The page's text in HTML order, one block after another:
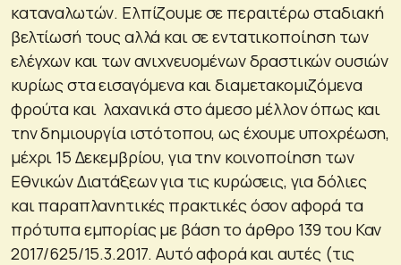
καταναλωτών. Ελπίζουμε σε περαιτέρω σταδιακή
βελτίωσή τους αλλά και σε εντατικοποίηση των
ελέγχων και των ανιχνευομένων δραστικών ουσιών
κυρίως στα εισαγόμενα και διαμετακομιζόμενα
φρούτα και λαχανικά στο άμεσο μέλλον όπως και
την δημιουργία ιστότοπου, ως έχουμε υποχρέωση,
μέχρι 15 Δεκεμβρίου, για την κοινοποίηση των
Εθνικών Διατάξεων για τις κυρώσεις, για δόλιες
και παραπλανητικές πρακτικές όσον αφορά τα
πρότυπα εμπορίας με βάση το άρθρο 139 του Καν
2017/625/15.3.2017. Αυτό αφορά και αυτές (τις